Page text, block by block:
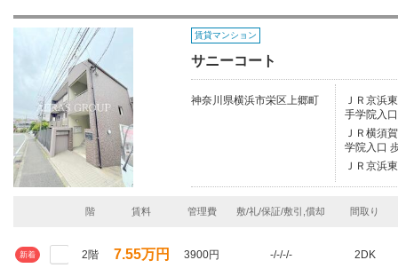
賃貸マンション
サニーコート
神奈川県横浜市栄区上郷町
ＪＲ京浜
手学院入
ＪＲ横須
学院入口
ＪＲ京浜
階 賃料 管理費 敷/礼/保証/敷引,償却 間取り
新着 2階 7.55万円 3900円 -/-/-/- 2DK